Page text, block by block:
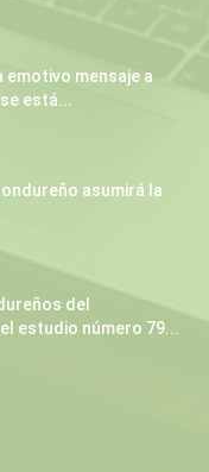
emotivo mensaje a
está...
asumirá la
del
estudio número 79...